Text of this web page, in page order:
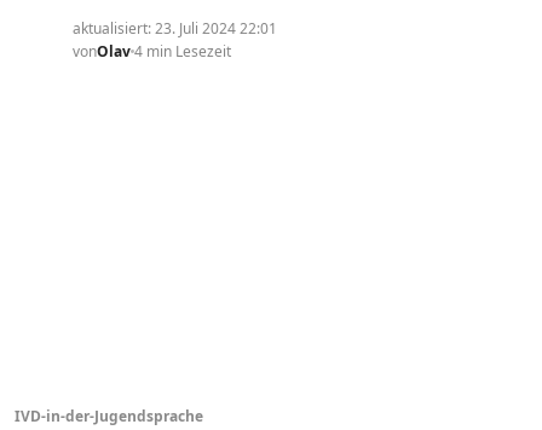
aktualisiert: 23. Juli 2024 22:01
vonOlav4 min Lesezeit
IVD-in-der-Jugendsprache